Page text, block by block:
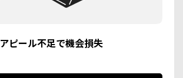
アピール不足で機会損失